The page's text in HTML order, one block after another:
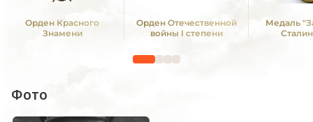
Орден Красного
Знамени
Орден Отечественной
войны I степени
Медаль
Фото